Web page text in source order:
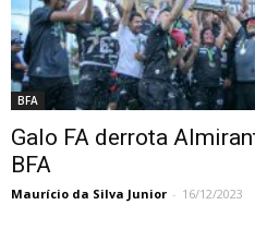
BFA
Galo FA derrota
BFA
Maurício da Silva Junior - 16/12/2023